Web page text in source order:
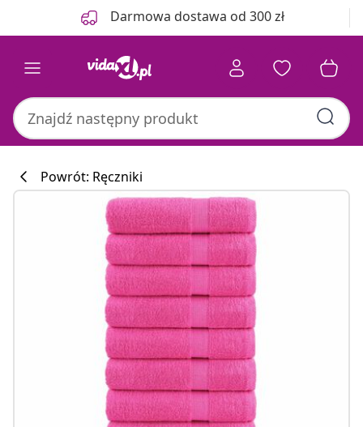
Darmowa dostawa od 300 zł
Powrót: Ręczniki